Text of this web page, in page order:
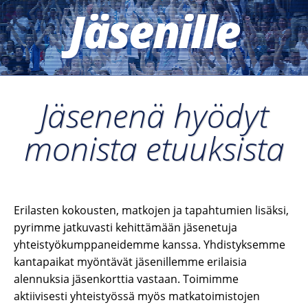
Jäsenille
Jäsenenä hyödyt
monista etuuksista
Erilasten kokousten, matkojen ja tapahtumien lisäksi,
pyrimme jatkuvasti kehittämään jäsenetuja
yhteistyökumppaneidemme kanssa. Yhdistyksemme
kantapaikat myöntävät jäsenillemme erilaisia
alennuksia jäsenkorttia vastaan. Toimimme
aktiivisesti yhteistyössä myös matkatoimistojen